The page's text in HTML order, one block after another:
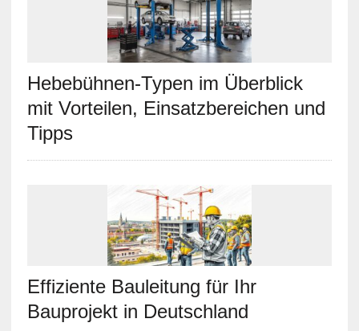
Hebebühnen-Typen im Überblick
mit Vorteilen, Einsatzbereichen und
Tipps
Effiziente Bauleitung für Ihr
Bauprojekt in Deutschland